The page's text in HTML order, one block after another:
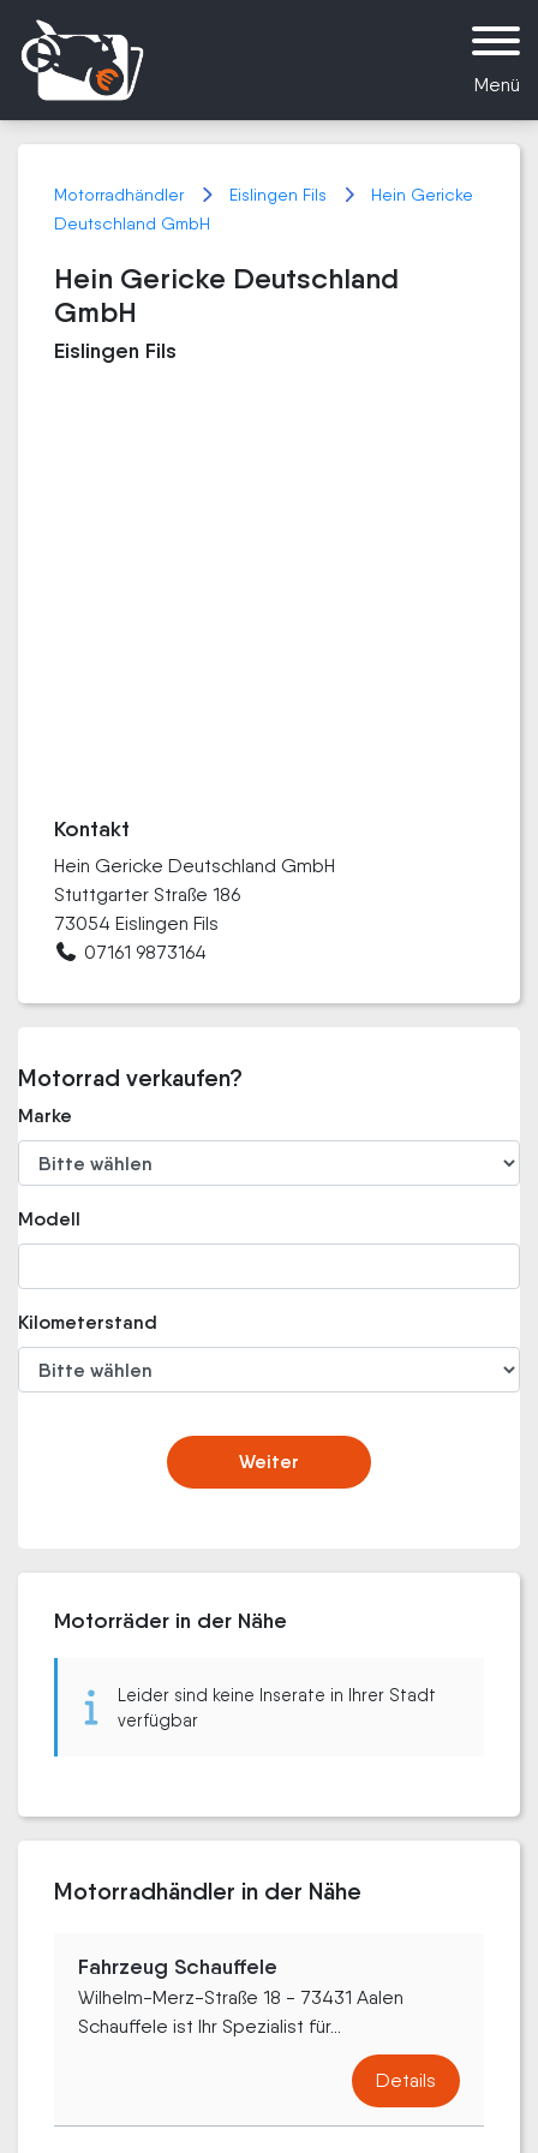
Menü
Motorradhändler Eislingen Fils
Hein Gericke
Deutschland GmbH
Hein Gericke Deutschland
GmbH
Eislingen Fils
Kontakt
Hein Gericke Deutschland GmbH
Stuttgarter Straße 186
73054 Eislingen Fils
07161 9873164
Motorrad verkaufen?
Marke
Modell
Kilometerstand
Weiter
Motorräder in der Nähe
Leider sind keine Inserate in Ihrer Stadt
verfügbar
Motorradhändler in der Nähe
Fahrzeug Schauffele
Wilhelm-Merz-Straße 18 - 73431 Aalen
Schauffele ist Ihr Spezialist für...
Details